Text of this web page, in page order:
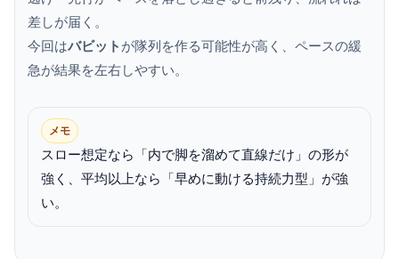
差しが届く。
今回はバビット が隊列を作る可能性が高く、ペースの緩
急が結果を左右しやすい。
メモ
スロー想定なら「内で脚を溜めて直線だけ」の形が
強く、平均以上なら「早めに動ける持続力型」が強
い。